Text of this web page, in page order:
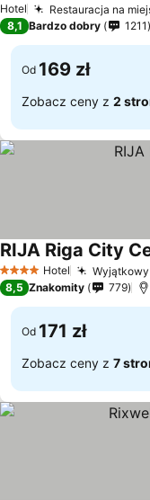
Hotel Restauracja na
8,1 Bardzo dobry 1211
Od 169 zł
Zobacz ceny z 2
4 KategoriaHotel
RIJA Riga City
8,5 Znakomity 779
Od 171 zł
Zobacz ceny z 7